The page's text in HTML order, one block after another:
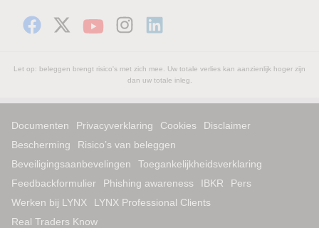
Let op: beleggen brengt risico's met zich mee. Uw totale verlies kan aanzienlijk hoger zijn
dan uw totale inleg.
Documenten Privacyverklaring Cookies
Disclaimer
Bescherming
Risico’s van beleggen
Beveiligingsaanbevelingen
Toegankelijkheidsverklaring
Feedbackformulier
Phishing awareness IBKR
Pers
Werken bij LYNX
LYNX Professional Clients
Real Traders Know